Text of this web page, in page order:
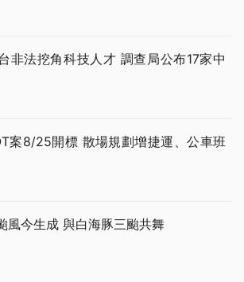
非法挖角科技人才 調查局公布17家中
案8/25開標 散場規劃增捷運、公車班
風今生成 與白海豚三颱共舞